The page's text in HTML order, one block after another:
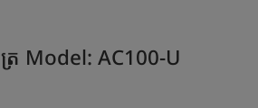
រ Model: AC100-U